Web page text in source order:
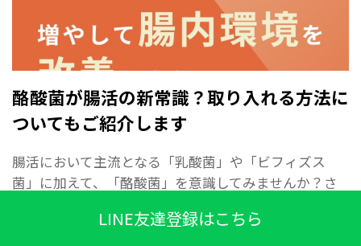
LINE友達登録はこちら
酪酸菌が腸活の新常識？取り入れる方法に
ついてもご紹介します
腸活において主流となる「乳酸菌」や「ビフィズス
菌」に加えて、「酪酸菌」を意識してみませんか？さ